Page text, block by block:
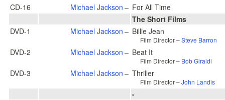
CD-16 Michael Jackson – For All Time
The Short Films
DVD-1
Michael Jackson – Billie Jean
Film Director –Steve Barron
DVD-2 Michael Jackson – Beat It
Film Director – Bob Giraldi
DVD-3 Michael Jackson – Thriller
Film Director –John Landis
-